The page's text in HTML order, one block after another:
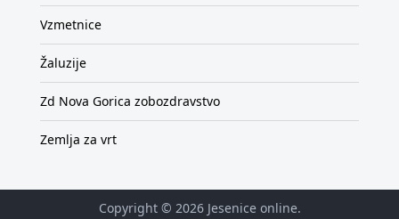
Vzmetnice
Žaluzije
Zd Nova Gorica zobozdravstvo
Zemlja za vrt
Copyright © 2026 Jesenice online.